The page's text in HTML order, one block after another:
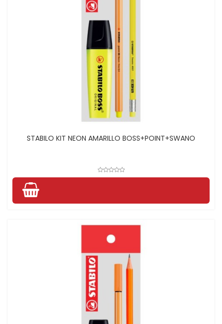
STABILO KIT NEON AMARILLO BOSS+POINT+SWANO